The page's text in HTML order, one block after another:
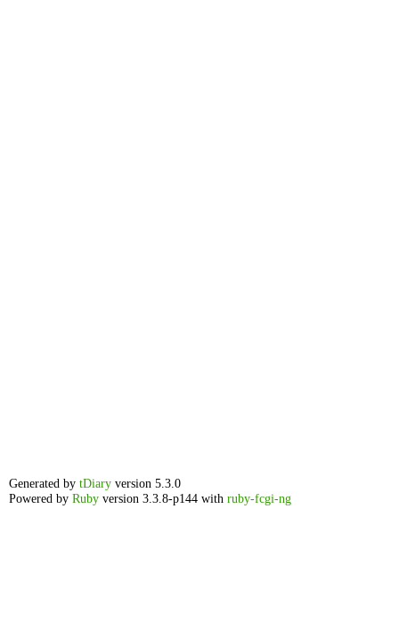
Generated by tDiary version 5.3.0
Powered by Ruby version 3.3.8-p144 with ruby-fcgi-ng